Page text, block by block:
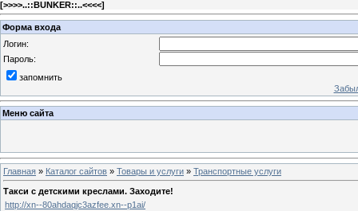
[>>>>..::BUNKER::..<<<<]
Форма входа
Логин:
Пароль:
запомнить
Меню сайта
Главная » Каталог сайтов » Товары и услуги » Транспортные услуги
Такси с детскими креслами. Заходите!
http://xn--80ahdaqjc3azfee.xn--p1ai/